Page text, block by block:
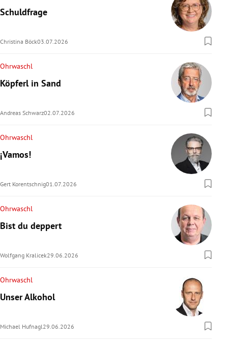
Schuldfrage
Christina Böck03.07.2026
Ohrwaschl
Köpferl in Sand
Andreas Schwarz02.07.2026
Ohrwaschl
¡Vamos!
Gert Korentschnig01.07.2026
Ohrwaschl
Bist du deppert
Wolfgang Kralicek29.06.2026
Ohrwaschl
Unser Alkohol
Michael Hufnagl 29.06.2026